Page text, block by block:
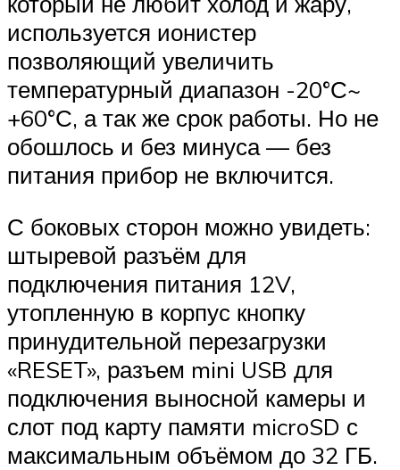
используется ионистер
позволяющий увеличить
температурный диапазон -20°С~
+60°С, а так же срок работы. Но не
обошлось и без минуса — без
питания прибор не включится.
С боковых сторон можно увидеть:
штыревой разъём для
подключения питания 12V,
утопленную в корпус кнопку
принудительной перезагрузки
«RESET», разъем mini USB для
подключения выносной камеры и
слот под карту памяти microSD с
максимальным объёмом до 32 ГБ.